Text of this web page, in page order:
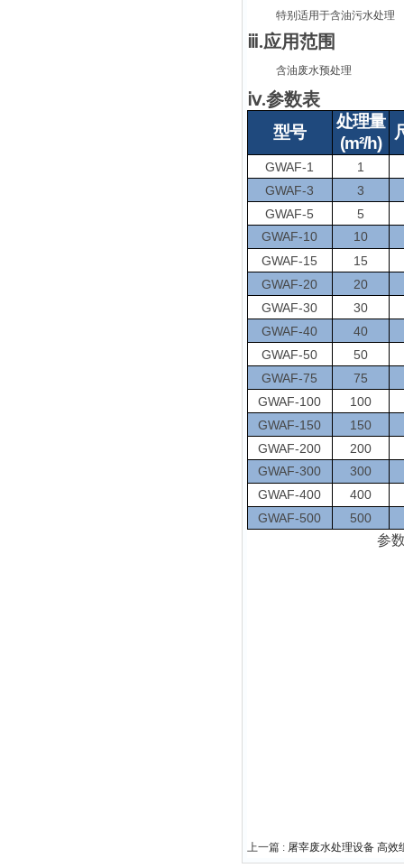
特别适用于含油污水处理
ⅲ.应用范围
含油废水预处理
ⅳ.参数表
型号
处理量
(m²/h)
GWAF-1
1
GWAF-3
3
GWAF-5
5
GWAF-10
10
GWAF-15
15
GWAF-20
20
GWAF-30
30
GWAF-40
40
GWAF-50
50
GWAF-75
75
GWAF-100
100
GWAF-150
150
GWAF-200
200
GWAF-300
300
GWAF-400
400
GWAF-500
500
参
上一篇 : 屠宰废水处理设备 高效